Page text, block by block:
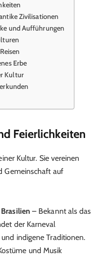
Zivilisationen
und Aufführungen
Erbe
Kultur
Feierlichkeiten
Kultur. Sie vereinen
Gemeinschaft auf
– Bekannt als das
der Karneval
indigene Traditionen.
und Musik